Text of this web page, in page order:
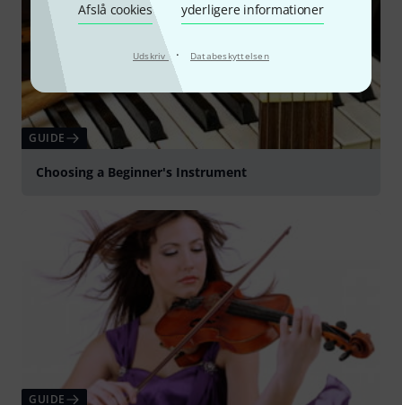
Afslå cookies yderligere informationer
Udskriv · Databeskyttelsen
GUIDE
Choosing a Beginner's Instrument
GUIDE